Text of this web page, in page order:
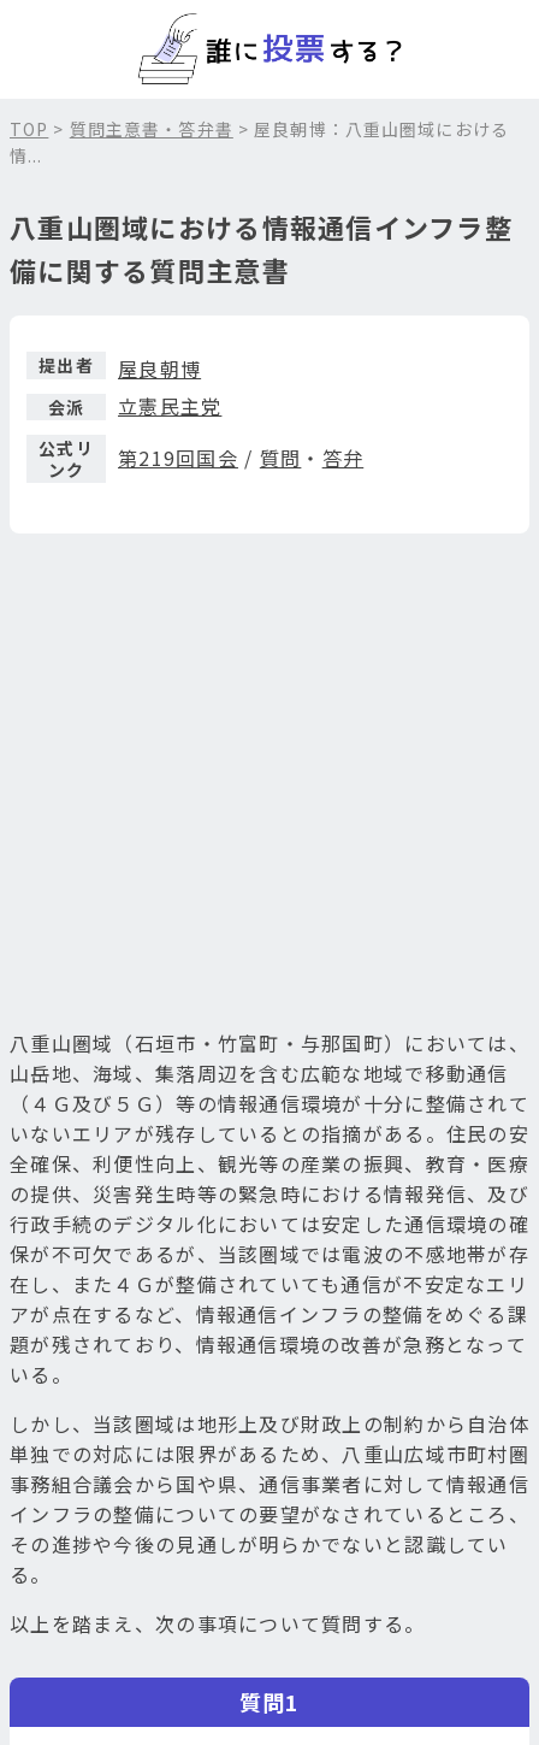
TOP > 質問主意書・答弁書 > 屋良朝博：八重山圏域における
情...
八重山圏域における情報通信インフラ整
備に関する質問主意書
提出者 屋良朝博
会派 立憲民主党
公式リ
ンク
第219回国会 / 質問 ・ 答弁
八重山圏域（石垣市・竹富町・与那国町）においては、
山岳地、海域、集落周辺を含む広範な地域で移動通信
（４Ｇ及び５Ｇ）等の情報通信環境が十分に整備されて
いないエリアが残存しているとの指摘がある。住民の安
全確保、利便性向上、観光等の産業の振興、教育・医療
の提供、災害発生時等の緊急時における情報発信、及び
行政手続のデジタル化においては安定した通信環境の確
保が不可欠であるが、当該圏域では電波の不感地帯が存
在し、また４Ｇが整備されていても通信が不安定なエリ
アが点在するなど、情報通信インフラの整備をめぐる課
題が残されており、情報通信環境の改善が急務となって
いる。
しかし、当該圏域は地形上及び財政上の制約から自治体
単独での対応には限界があるため、八重山広域市町村圏
事務組合議会から国や県、通信事業者に対して情報通信
インフラの整備についての要望がなされているところ、
その進捗や今後の見通しが明らかでないと認識してい
る。
以上を踏まえ、次の事項について質問する。
質問1